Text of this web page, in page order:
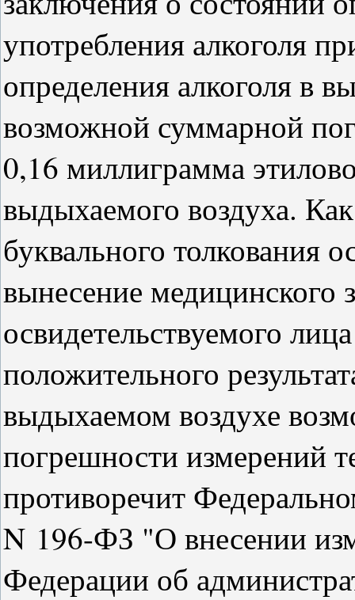
употребления алкоголя
определения алкоголя в
возможной суммарной
0,16 миллиграмма
выдыхаемого воздуха.
буквального толкования
вынесение медицинского
освидетельствуемого
положительного
выдыхаемом воздухе
погрешности измерений
противоречит
N 196-ФЗ "О внесении
Федерации об